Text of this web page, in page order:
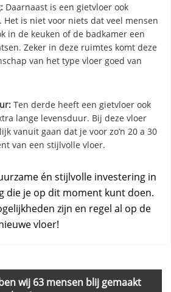
Daarnaast is een gietvloer ook
is niet voor niets dat veel mensen
in de keuken of de badkamer een
Zeker in deze ruimtes komt deze
van het type vloer goed van
Ten derde heeft een gietvloer ook
lange levensduur. Bij deze vloer
vanuit gaan dat je voor zo’n 20 a 30
van een stijlvolle vloer.
én stijlvolle investering in
die je op dit moment kunt doen.
zijn en regel al op de
vloer!
wij 63 mensen blij gemaakt